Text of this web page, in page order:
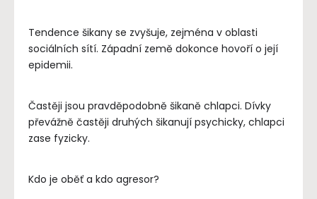
Tendence šikany se zvyšuje, zejména v oblasti
sociálních sítí. Západní země dokonce hovoří o její
epidemii.
Častěji jsou pravděpodobně šikaně chlapci. Dívky
převážně častěji druhých šikanují psychicky, chlapci
zase fyzicky.
Kdo je oběť a kdo agresor?